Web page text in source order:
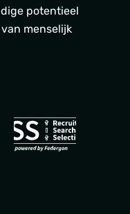
potentieel
menselijk